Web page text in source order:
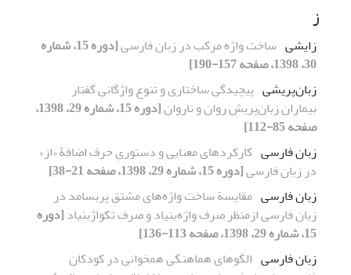
ز
زایشی ساخت واژه مرکب در زبان فارسی
[دوره 15، شماره
30، 1398، صفحه 157-190]
زبان‌پریشی پیچیدگی ساختاری و تنوع واژگانیِ گفتار
بیماران زبان‌پریشِ روان و ناروان
[دوره 15، شماره 29، 1398،
صفحه 85-112]
زبان فارسی کارکردهای معنایی و دستوریِ حرف اضافۀ «از»
در زبان فارسی[دوره 15، شماره 29، 1398، صفحه 21-38]
زبان فارسی مقایسة ساخت واژه‌های مشتق پربسامد در
زبان فارسی ازمنظر صرف واژه‌بنیاد و صرف تکواژ‌بنیاد[دوره
15، شماره 29، 1398، صفحه 113-136]
زبان فارسی الگوهای هماهنگی همخوانی در کودکان